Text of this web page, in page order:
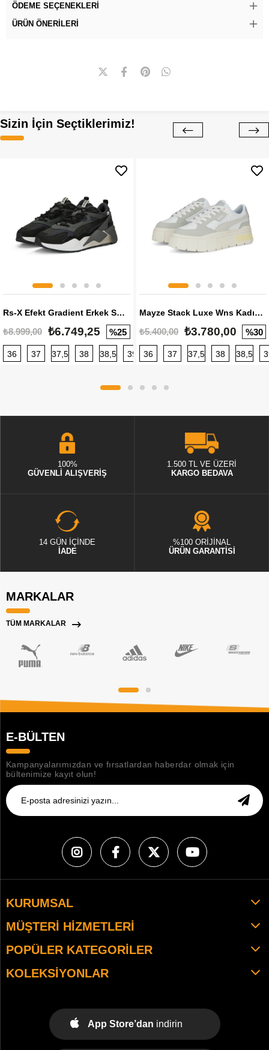
ÖDEME SEÇENEKLERI
ÜRÜN ÖNERILERI
Sizin İçin Seçtiklerimiz!
Rs-X Efekt Gradient Erkek Sneaker
₺8.999,00 ₺6.749,25 %25
36 37 37,5 38 38,5 39 40 40,5 41 42 42,5
Mayze Stack Luxe Wns Kadın Sneaker
₺5.400,00 ₺3.780,00 %30
36 37 37,5 38 38,5
100%
GÜVENLİ ALIŞVERİŞ
1.500 TL VE ÜZERİ
KARGO BEDAVA
14 GÜN İÇİNDE
İADE
%100 ORİJİNAL
ÜRÜN GARANTİSİ
MARKALAR
TÜM MARKALAR
E-BÜLTEN
Kampanyalarımızdan ve fırsatlardan haberdar olmak için
bültenimize kayıt olun!
KURUMSAL
MÜŞTERI HIZMETLERI
POPÜLER KATEGORILER
KOLEKSIYONLAR
App Store’dan indirin